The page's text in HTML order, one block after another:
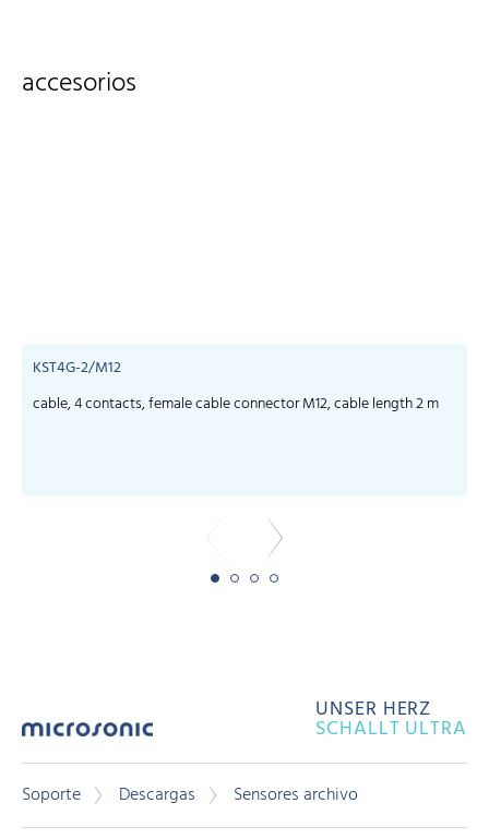
accesorios
KST4G-2/M12
cable, 4 contacts, female cable connector M12, cable length 2 m
UNSER HERZ
SCHALLT ULTRA
Soporte Descargas Sensores archivo